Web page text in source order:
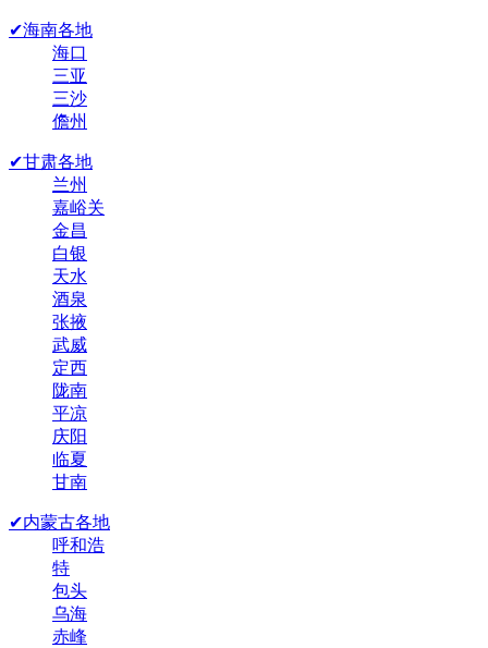
✔海南各地
海口
三亚
三沙
儋州
✔甘肃各地
兰州
嘉峪关
金昌
白银
天水
酒泉
张掖
武威
定西
陇南
平凉
庆阳
临夏
甘南
✔内蒙古各地
呼和浩
特
包头
乌海
赤峰